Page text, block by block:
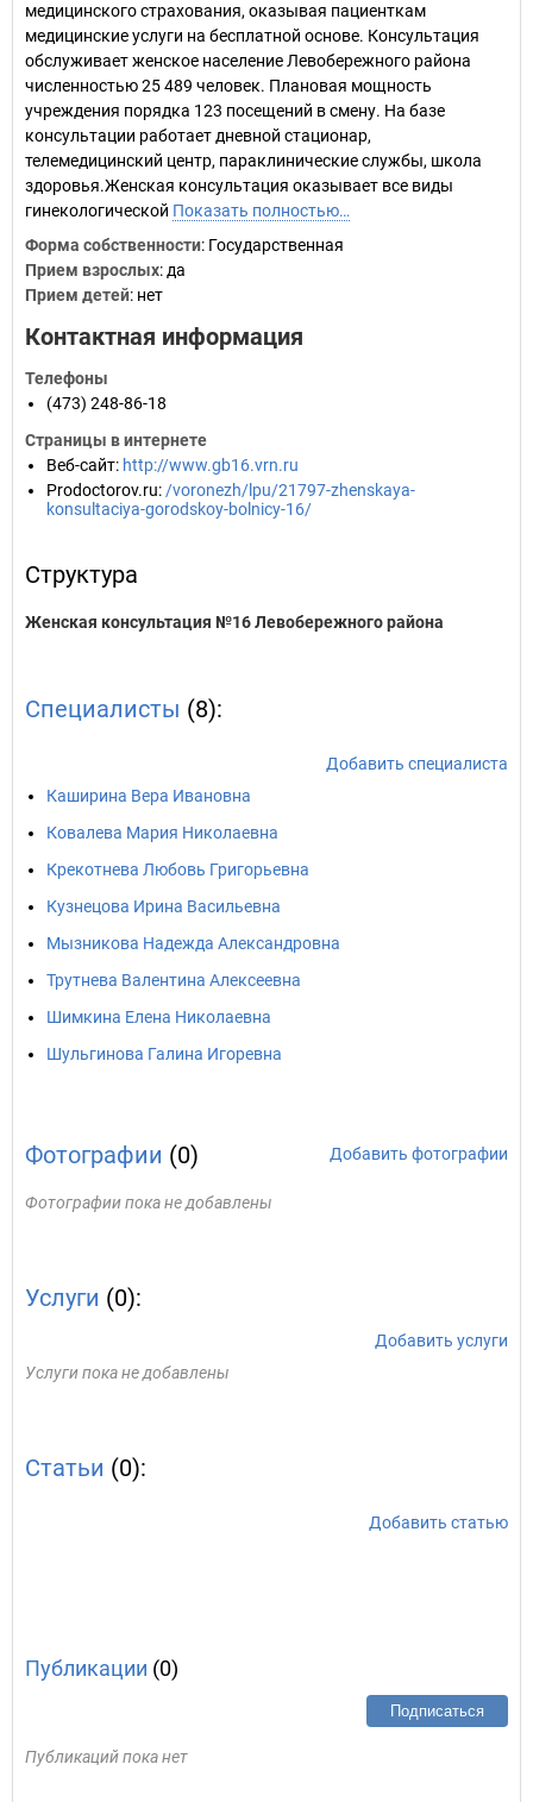
медицинского страхования, оказывая пациенткам
медицинские услуги на бесплатной основе. Консультация
обслуживает женское население Левобережного района
численностью 25 489 человек. Плановая мощность
учреждения порядка 123 посещений в смену. На базе
консультации работает дневной стационар,
телемедицинский центр, параклинические службы, школа
здоровья.Женская консультация оказывает все виды
гинекологической Показать полностью…
Форма собственности: Государственная
Прием взрослых: да
Прием детей: нет
Контактная информация
Телефоны
(473) 248-86-18
Страницы в интернете
Веб-сайт: http://www.gb16.vrn.ru
Prodoctorov.ru: /voronezh/lpu/21797-zhenskaya-
konsultaciya-gorodskoy-bolnicy-16/
Структура
Женская консультация №16 Левобережного района
Специалисты (8):
Добавить специалиста
Каширина Вера Ивановна
Ковалева Мария Николаевна
Крекотнева Любовь Григорьевна
Кузнецова Ирина Васильевна
Мызникова Надежда Александровна
Трутнева Валентина Алексеевна
Шимкина Елена Николаевна
Шульгинова Галина Игоревна
Фотографии (0) Добавить фотографии
Фотографии пока не добавлены
Услуги (0):
Добавить услуги
Услуги пока не добавлены
Статьи (0):
Добавить статью
Публикации (0)
Подписаться
Публикаций пока нет